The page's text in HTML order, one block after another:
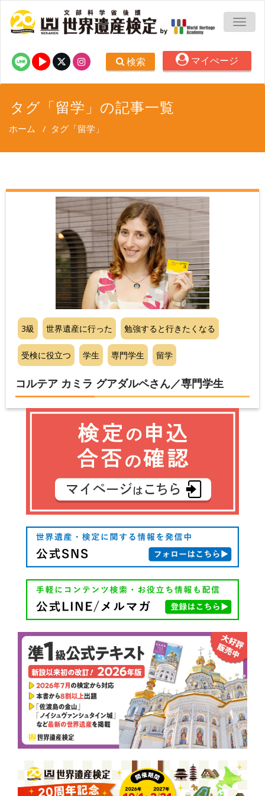
検索 マイぺージ
タグ「留学」の記事一覧
ホーム / タグ「留学」
3級 世界遺産に行った 勉強すると行きたくなる
受検に役立つ 学生 専門学生 留学
コルテア カミラ グアダルペさん／専門学生